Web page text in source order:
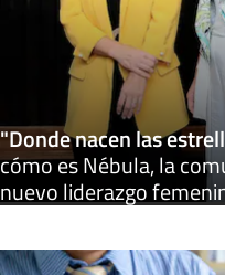
"Donde nacen las
cómo es Nébula, la
nuevo liderazgo